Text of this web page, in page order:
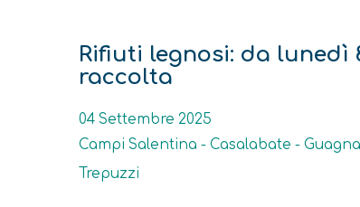
Rifiuti legnosi: da lunedì
raccolta
Data
04 Settembre 2025
Campi Salentina - Casalabate -
Trepuzzi